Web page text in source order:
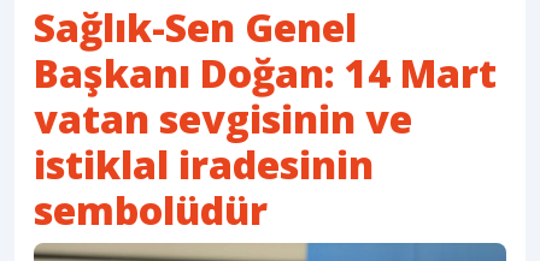
Sağlık-Sen Genel
Başkanı Doğan: 14 Mart
vatan sevgisinin ve
istiklal iradesinin
sembolüdür